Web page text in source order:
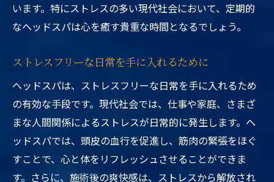
います。特にストレスの多い現代社会において、定期的
なヘッドスパは心を癒す貴重な時間となるでしょう。
ストレスフリーな日常を手に入れるために
ヘッドスパは、ストレスフリーな日常を手に入れるため
の有効な手段です。現代社会では、仕事や家庭、さまざ
まな人間関係によるストレスが日常的に発生します。ヘ
ッドスパでは、頭皮の血行を促進し、筋肉の緊張をほぐ
すことで、心と体をリフレッシュさせることができま
す。さらに、施術後の爽快感は、ストレスから解放され